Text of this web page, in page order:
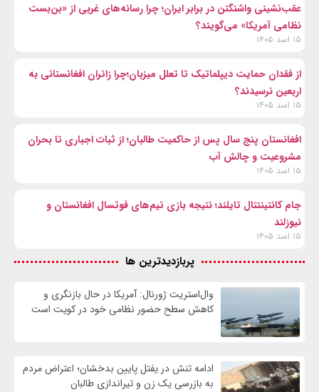
عقب‌نشینی واشنگتن در برابر ایران؛ چرا رسانه‌های غربی از «بن‌بست
نظامی آمریکا» می‌گویند؟
۱۵ اسد ۱۴۰۵
از فقدان حمایت دیپلماتیک تا تعلل میزبان؛چرا زائران افغانستانی به
اربعین نرسیدند؟
۱۵ اسد ۱۴۰۵
افغانستان پنج سال پس از حاکمیت طالبان؛ از ثبات اجباری تا بحران
مشروعیت و چالش آب
۱۵ اسد ۱۴۰۵
جام کانتیننتال تایلند؛ نتیجه بازی تیم‌های فوتسال افغانستان و
نیوزلند
۱۵ اسد ۱۴۰۵
پربازدیدترین ها
وال‌استریت ژورنال: آمریکا در حال بازنگری و
کاهش سطح حضور نظامی خود در کویت است
ادامه تنش در یفتل پایین بدخشان؛ اعتراض مردم
به بازرسی یک زن و تیراندازی طالبان